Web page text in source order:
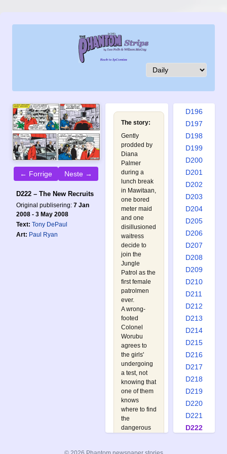
← Forrige Neste →
D222 – The New Recruits
Original publisering: 7 Jan
2008 - 3 May 2008
Text: Tony DePaul
Art: Paul Ryan
The story:
Gently
prodded by
Diana
Palmer
during a
lunch break
in Mawitaan,
one bored
meter maid
and one
disillusioned
waitress
decide to
join the
Jungle
Patrol as the
first female
patrolmen
ever.
A wrong-
footed
Colonel
Worubu
agrees to
the girls'
undergoing
a test, not
knowing that
one of them
knows
where to find
the
dangerous
D189
D192
D196
D197
D198
D199
D200
D201
D202
D203
D204
D205
D206
D207
D208
D209
D210
D211
D212
D213
D214
D215
D216
D217
D218
D219
D220
D221
D222